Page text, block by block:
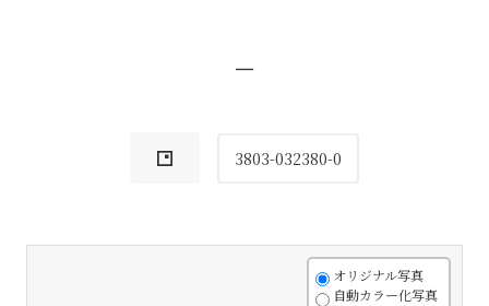
−
3803-032380-0
オリジナル写真
自動カラー化写真